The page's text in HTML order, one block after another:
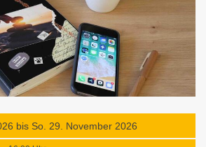
bis So. 29. November 2026